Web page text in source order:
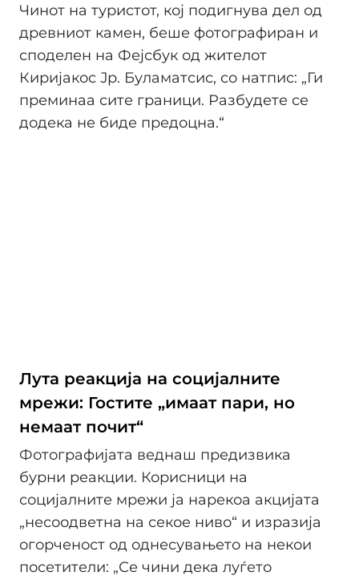
Чинот на туристот, кој подигнува дел од
древниот камен, беше фотографиран и
споделен на Фејсбук од жителот
Киријакос Јр. Буламатсис, со натпис: „Ги
преминаа сите граници. Разбудете се
додека не биде предоцна.“
Лута реакција на социјалните
мрежи: Гостите „имаат пари, но
немаат почит“
Фотографијата веднаш предизвика
бурни реакции. Корисници на
социјалните мрежи ја нарекоа акцијата
„несоодветна на секое ниво“ и изразија
огорченост од однесувањето на некои
посетители: „Се чини дека луѓето